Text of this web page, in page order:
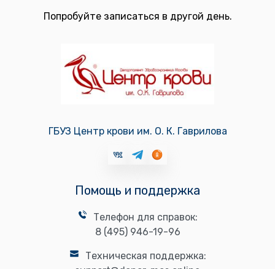
Попробуйте записаться в другой день.
ГБУЗ Центр крови им. О. К. Гаврилова
Помощь и поддержка
Телефон для справок:
8 (495) 946-19-96
Техническая поддержка: